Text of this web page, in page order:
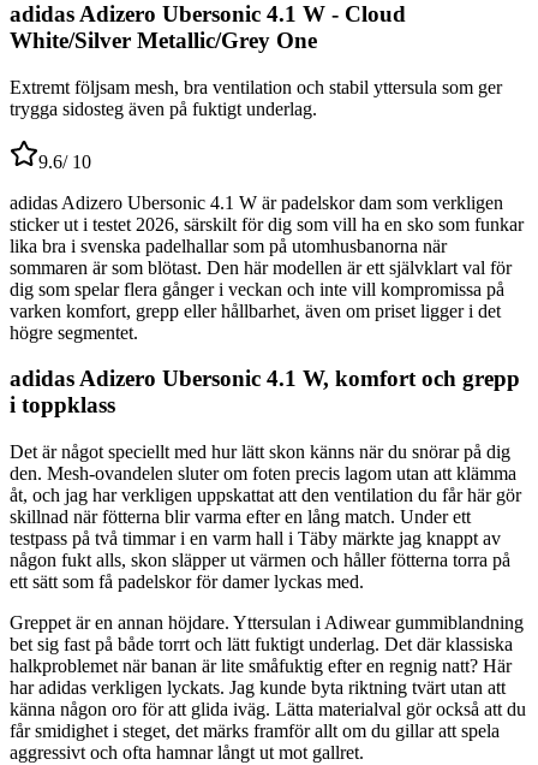
adidas Adizero Ubersonic 4.1 W - Cloud
White/Silver Metallic/Grey One
Extremt följsam mesh, bra ventilation och stabil yttersula som ger
trygga sidosteg även på fuktigt underlag.
9.6/ 10
adidas Adizero Ubersonic 4.1 W är padelskor dam som verkligen
sticker ut i testet 2026, särskilt för dig som vill ha en sko som funkar
lika bra i svenska padelhallar som på utomhusbanorna när
sommaren är som blötast. Den här modellen är ett självklart val för
dig som spelar flera gånger i veckan och inte vill kompromissa på
varken komfort, grepp eller hållbarhet, även om priset ligger i det
högre segmentet.
adidas Adizero Ubersonic 4.1 W, komfort och grepp
i toppklass
Det är något speciellt med hur lätt skon känns när du snörar på dig
den. Mesh-ovandelen sluter om foten precis lagom utan att klämma
åt, och jag har verkligen uppskattat att den ventilation du får här gör
skillnad när fötterna blir varma efter en lång match. Under ett
testpass på två timmar i en varm hall i Täby märkte jag knappt av
någon fukt alls, skon släpper ut värmen och håller fötterna torra på
ett sätt som få padelskor för damer lyckas med.
Greppet är en annan höjdare. Yttersulan i Adiwear gummiblandning
bet sig fast på både torrt och lätt fuktigt underlag. Det där klassiska
halkproblemet när banan är lite småfuktig efter en regnig natt? Här
har adidas verkligen lyckats. Jag kunde byta riktning tvärt utan att
känna någon oro för att glida iväg. Lätta materialval gör också att du
får smidighet i steget, det märks framför allt om du gillar att spela
aggressivt och ofta hamnar långt ut mot gallret.